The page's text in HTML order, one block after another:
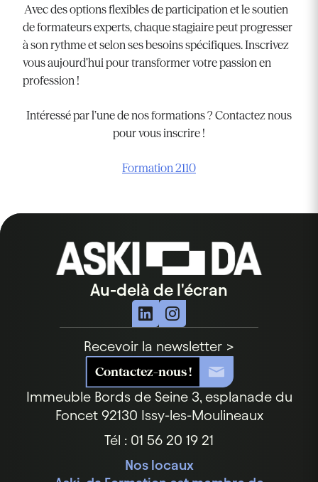
Avec des options flexibles de participation et le soutien
de formateurs experts, chaque stagiaire peut progresser
à son rythme et selon ses besoins spécifiques. Inscrivez
vous aujourd’hui pour transformer votre passion en
profession !
Intéressé par l’une de nos formations ? Contactez nous
pour vous inscrire !
Formation 2110
Au-delà de l'écran
Immeuble Bords de Seine3, esplanade du
Foncet92130 Issy-les-Moulineaux
Tél : 01 56 20 19 21
Nos locaux
Recevoir la newsletter >
Contactez-nous !